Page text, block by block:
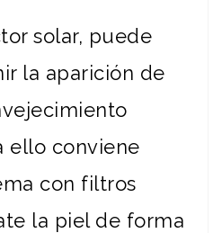
solar, puede
la aparición de
ello conviene
con filtros
la piel de forma